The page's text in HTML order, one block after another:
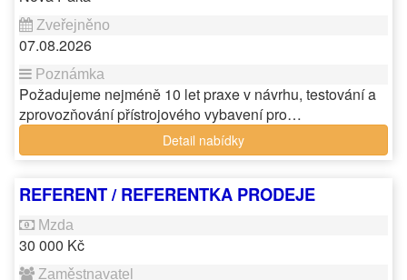
07.08.2026
Požadujeme nejméně 10 let praxe v návrhu, testování a
zprovozňování přístrojového vybavení pro…
Detail nabídky
REFERENT / REFERENTKA PRODEJE
30 000 Kč